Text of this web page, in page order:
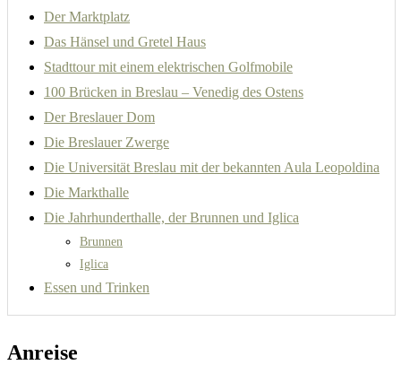
Der Marktplatz
Das Hänsel und Gretel Haus
Stadttour mit einem elektrischen Golfmobile
100 Brücken in Breslau – Venedig des Ostens
Der Breslauer Dom
Die Breslauer Zwerge
Die Universität Breslau mit der bekannten Aula Leopoldina
Die Markthalle
Die Jahrhunderthalle, der Brunnen und Iglica
Brunnen
Iglica
Essen und Trinken
Anreise